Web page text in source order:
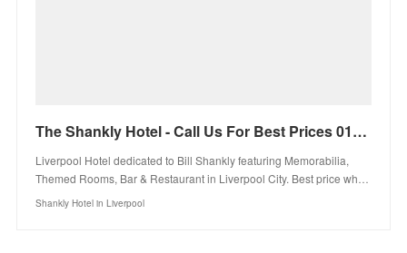
The Shankly Hotel - Call Us For Best Prices 0151 459 3383
Liverpool Hotel dedicated to Bill Shankly featuring Memorabilia,
Themed Rooms, Bar & Restaurant in Liverpool City. Best price wh…
Shankly Hotel in Liverpool